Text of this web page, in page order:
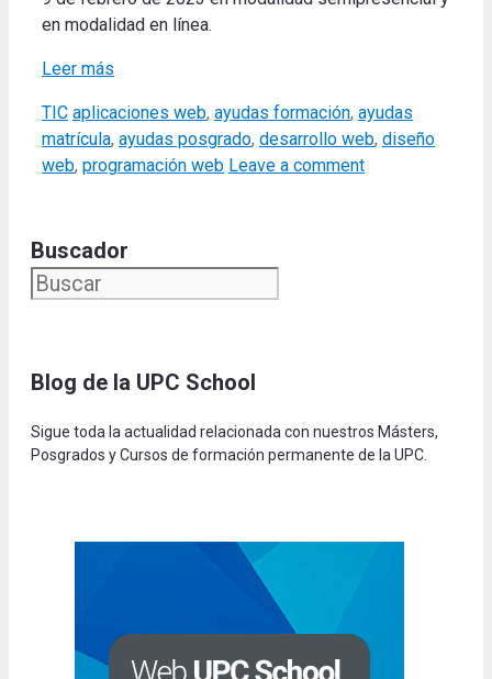
en modalidad en línea.
Leer más
Categories
TIC Tags
aplicaciones web, ayudas formación, ayudas
matrícula, ayudas posgrado, desarrollo web, diseño
web, programación web Leave a comment
Buscador
Blog de la UPC School
Sigue toda la actualidad relacionada con nuestros Másters,
Posgrados y Cursos de formación permanente de la UPC.